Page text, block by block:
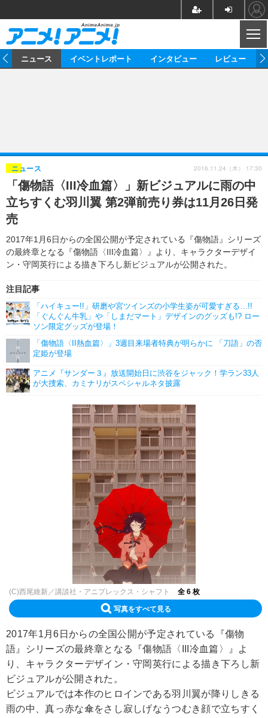
ゲーム グッズ
イベント 海外
海外イベント ビジネス
俳優・タレント アーティスト
ビジネス
アニメ 実写
書評 イベント
ゲーム 座談会
動画
アニメ！アニメ！TV ABEMA Cafe
ニュース イベントレポート インタビュー レビュー
「傷物語〈III冷血篇〉」新ビジュアルに雨の中
立ちすくむ羽川翼 第2弾前売り券は11月26日発
売
2017年1月6日からの全国公開が予定されている『傷物語』シリーズ
の最終章となる『傷物語〈III冷血篇〉』より、キャラクターデザイ
ン・守岡英行による描き下ろし新ビジュアルが公開された。
ニュース
注目記事
「ハイキュー!!」研磨や宮ツインズの小学生姿が可愛すぎる…!!
「ぐんぐん牛乳」や「しまだマート」デザインのグッズも!? ロー
ソン限定グッズが登場！
「傷物語〈II熱血篇〉」3週目来場者特典が明らかに 「刀語」の否
定姫が登場
アニメ『サンダー３』放送開始日に渋谷をジャック！学ラン33人
が大捜索、カミナリがスペシャルネタ披露
2016.11.24（木） 17:30
(C)西尾維新／講談社・アニプレックス・シャフト 全 6 枚
写真をすべて見る
2017年1月6日からの全国公開が予定されている『傷物
語』シリーズの最終章となる『傷物語〈III冷血篇〉』よ
り、キャラクターデザイン・守岡英行による描き下ろし新
ビジュアルが公開された。
ビジュアルでは本作のヒロインである羽川翼が降りしきる
雨の中、真っ赤な傘をさし寂しげなうつむき顔で立ちすく